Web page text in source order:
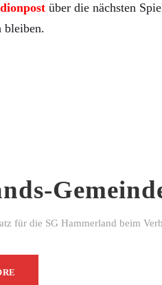
über die nächsten
bleiben.
für die SG Hammerland beim